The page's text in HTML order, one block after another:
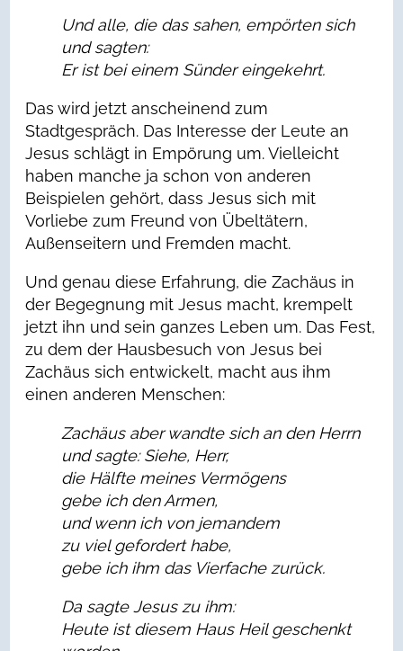
Und alle, die das sahen, empörten sich
und sagten:
Er ist bei einem Sünder eingekehrt.
Das wird jetzt anscheinend zum
Stadtgespräch. Das Interesse der Leute an
Jesus schlägt in Empörung um. Vielleicht
haben manche ja schon von anderen
Beispielen gehört, dass Jesus sich mit
Vorliebe zum Freund von Übeltätern,
Außenseitern und Fremden macht.
Und genau diese Erfahrung, die Zachäus in
der Begegnung mit Jesus macht, krempelt
jetzt ihn und sein ganzes Leben um. Das Fest,
zu dem der Hausbesuch von Jesus bei
Zachäus sich entwickelt, macht aus ihm
einen anderen Menschen:
Zachäus aber wandte sich an den Herrn
und sagte: Siehe, Herr,
die Hälfte meines Vermögens
gebe ich den Armen,
und wenn ich von jemandem
zu viel gefordert habe,
gebe ich ihm das Vierfache zurück.
Da sagte Jesus zu ihm:
Heute ist diesem Haus Heil geschenkt